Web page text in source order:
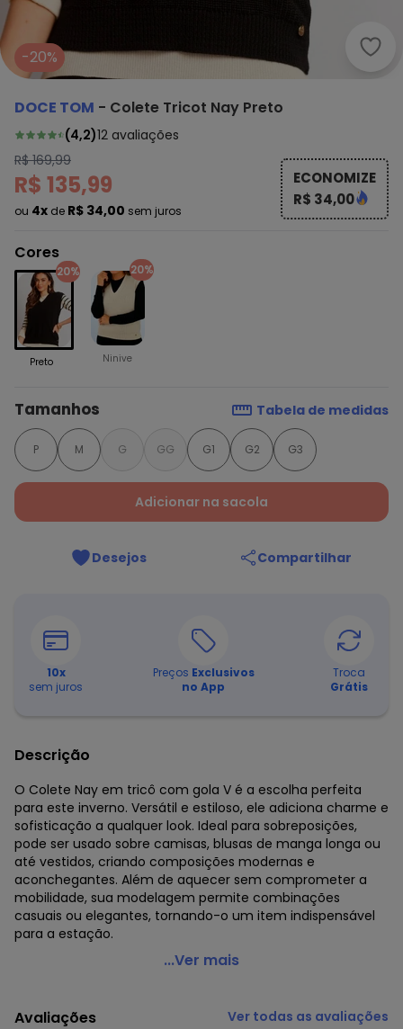
-20%
DOCE TOM - Colete Tricot Nay Preto
(4,2)12 avaliações
R$ 169,99
R$ 135,99
ou 4x de R$ 34,00 sem juros
ECONOMIZE
R$ 34,00
Cores
20%
Preto
20%
Ninive
Tamanhos Tabela de medidas
P M G GG G1 G2 G3
Adicionar na sacola
Desejos Compartilhar
10x
sem juros
Preços Exclusivos
no App
Troca
Grátis
Descrição
O Colete Nay em tricô com gola V é a escolha perfeita
para este inverno. Versátil e estiloso, ele adiciona charme e
sofisticação a qualquer look. Ideal para sobreposições,
pode ser usado sobre camisas, blusas de manga longa ou
até vestidos, criando composições modernas e
aconchegantes. Além de aquecer sem comprometer a
mobilidade, sua modelagem permite combinações
casuais ou elegantes, tornando-o um item indispensável
para a estação.
Doce Tom - Colete Tricot Nay Preto
Modelagem: Ampla
...Ver mais
Avaliações Ver todas as avaliações